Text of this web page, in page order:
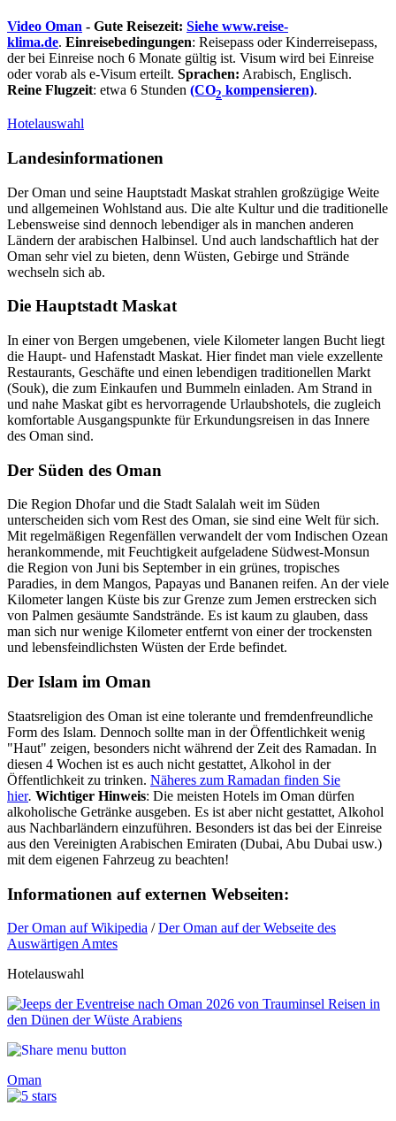
Video Oman - Gute Reisezeit: Siehe www.reise-
klima.de. Einreisebedingungen: Reisepass oder Kinderreisepass,
der bei Einreise noch 6 Monate gültig ist. Visum wird bei Einreise
oder vorab als e-Visum erteilt. Sprachen: Arabisch, Englisch.
Reine Flugzeit: etwa 6 Stunden (CO2 kompensieren).
Hotelauswahl
Landesinformationen
Der Oman und seine Hauptstadt Maskat strahlen großzügige Weite
und allgemeinen Wohlstand aus. Die alte Kultur und die traditionelle
Lebensweise sind dennoch lebendiger als in manchen anderen
Ländern der arabischen Halbinsel. Und auch landschaftlich hat der
Oman sehr viel zu bieten, denn Wüsten, Gebirge und Strände
wechseln sich ab.
Die Hauptstadt Maskat
In einer von Bergen umgebenen, viele Kilometer langen Bucht liegt
die Haupt- und Hafenstadt Maskat. Hier findet man viele exzellente
Restaurants, Geschäfte und einen lebendigen traditionellen Markt
(Souk), die zum Einkaufen und Bummeln einladen. Am Strand in
und nahe Maskat gibt es hervorragende Urlaubshotels, die zugleich
komfortable Ausgangspunkte für Erkundungsreisen in das Innere
des Oman sind.
Der Süden des Oman
Die Region Dhofar und die Stadt Salalah weit im Süden
unterscheiden sich vom Rest des Oman, sie sind eine Welt für sich.
Mit regelmäßigen Regenfällen verwandelt der vom Indischen Ozean
herankommende, mit Feuchtigkeit aufgeladene Südwest-Monsun
die Region von Juni bis September in ein grünes, tropisches
Paradies, in dem Mangos, Papayas und Bananen reifen. An der viele
Kilometer langen Küste bis zur Grenze zum Jemen erstrecken sich
von Palmen gesäumte Sandstrände. Es ist kaum zu glauben, dass
man sich nur wenige Kilometer entfernt von einer der trockensten
und lebensfeindlichsten Wüsten der Erde befindet.
Der Islam im Oman
Staatsreligion des Oman ist eine tolerante und fremdenfreundliche
Form des Islam. Dennoch sollte man in der Öffentlichkeit wenig
"Haut" zeigen, besonders nicht während der Zeit des Ramadan. In
diesen 4 Wochen ist es auch nicht gestattet, Alkohol in der
Öffentlichkeit zu trinken. Näheres zum Ramadan finden Sie
hier. Wichtiger Hinweis: Die meisten Hotels im Oman dürfen
alkoholische Getränke ausgeben. Es ist aber nicht gestattet, Alkohol
aus Nachbarländern einzuführen. Besonders ist das bei der Einreise
aus den Vereinigten Arabischen Emiraten (Dubai, Abu Dubai usw.)
mit dem eigenen Fahrzeug zu beachten!
Informationen auf externen Webseiten:
Der Oman auf Wikipedia /Der Oman auf der Webseite des
Auswärtigen Amtes
Hotelauswahl
Oman